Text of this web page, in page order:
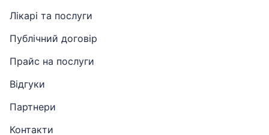
Лікарі та послуги
Публічний договір
Прайс на послуги
Відгуки
Партнери
Контакти